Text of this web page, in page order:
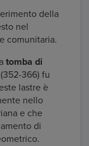
della
nel
comunitaria.
tomba di
366) fu
lastre è
nello
e che
di